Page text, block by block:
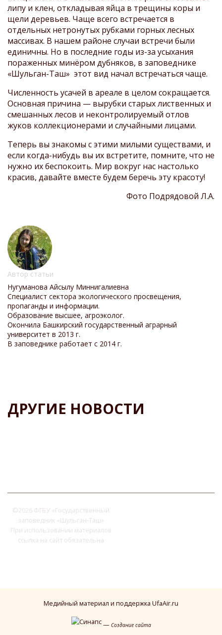
липу и клен, откладывая яйца в трещины коры и
щели деревьев. Чаще всего встречается в
отдельных нетронутых рубками горных лесных
массивах. В нашем районе случаи встречи были
единичны. Но в последние годы из-за усыхания
пораженных минёром дубняков, в заповеднике
«Шульган-Таш» этот вид начал встречаться чаще.
Численность усачей в ареале в целом сокращается.
Основная причина — вырубки старых лиственных и
смешанных лесов и неконтролируемый отлов
жуков коллекционерами и случайными лицами.
Теперь вы знакомы с этими милыми существами, и
если когда-нибудь вы их встретите, помните, что не
нужно их беспокоить. Мир вокруг нас настолько
красив, давайте вместе будем беречь эту красоту!
Фото Подрядовой Л.А.
Автор статьи
Нугуманова Айсылу Миннигалиевна
Специалист сектора экологического просвещения,
пропаганды и информации.
Образование высшее, агроэколог.
Окончила Башкирский государственный аграрный
университет в 2013 г.
В заповеднике работает с 2014 г.
ДРУГИЕ НОВОСТИ
©2026 ФГБУ «Государственный
заповедник «Шульган-Таш»
При использовании материалов
ссылка на сайт обязательна
Медийный материал и поддержка UfaAir.ru
— Создание сайта